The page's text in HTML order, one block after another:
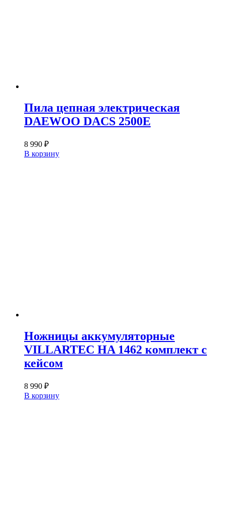
Пила цепная электрическая
DAEWOO DACS 2500E
8 990 ₽
В корзину
Ножницы аккумуляторные
VILLARTEC HA 1462 комплект с
кейсом
8 990 ₽
В корзину